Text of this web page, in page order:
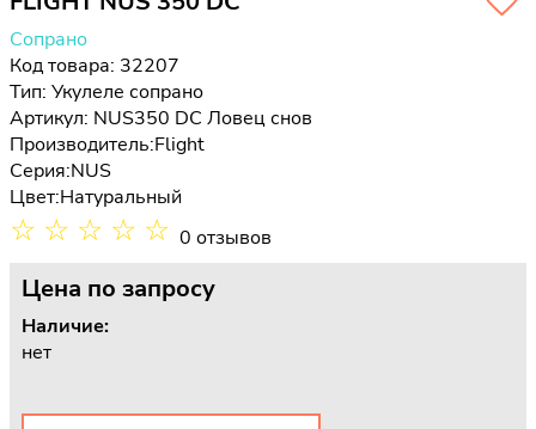
Сопрано
Код товара: 32207
Тип: Укулеле сопрано
Артикул: NUS350 DC Ловец снов
Производитель:Flight
Серия:NUS
Цвет:Натуральный
☆ ☆ ☆ ☆ ☆ 0 отзывов
Цена по запросу
Наличие:
нет